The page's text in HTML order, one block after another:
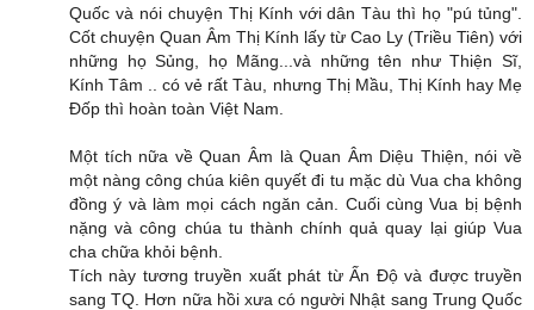
Quốc và nói chuyện Thị Kính với dân Tàu thì họ "pú tủng".
Cốt chuyện Quan Âm Thị Kính lấy từ Cao Ly (Triều Tiên) với
những họ Sủng, họ Mãng...và những tên như Thiện Sĩ,
Kính Tâm .. có vẻ rất Tàu, nhưng Thị Mầu, Thị Kính hay Mẹ
Đốp thì hoàn toàn Việt Nam.
Một tích nữa về Quan Âm là Quan Âm Diệu Thiện, nói về
một nàng công chúa kiên quyết đi tu mặc dù Vua cha không
đồng ý và làm mọi cách ngăn cản. Cuối cùng Vua bị bệnh
nặng và công chúa tu thành chính quả quay lại giúp Vua
cha chữa khỏi bệnh.
Tích này tương truyền xuất phát từ Ấn Độ và được truyền
sang TQ. Hơn nữa hồi xưa có người Nhật sang Trung Quốc